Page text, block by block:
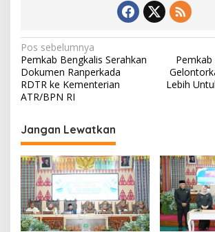
N
a
v
i
g
a
s
i
p
o
Pos sebelumnya
Pemkab Bengkalis Serahkan
Dokumen Ranperkada
RDTR ke Kementerian
ATR/BPN RI
Pemkab
Lebih
Jangan Lewatkan